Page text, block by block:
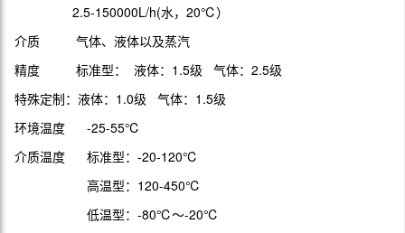
2.5-150000L/h(水，20℃）
介质 气体、液体以及蒸汽
精度 标准型： 液体：1.5级 气体：2.5级
特殊定制：液体：1.0级 气体：1.5级
环境温度 -25-55℃
介质温度 标准型：-20-120℃
高温型：120-450℃
低温型：-80℃～-20℃